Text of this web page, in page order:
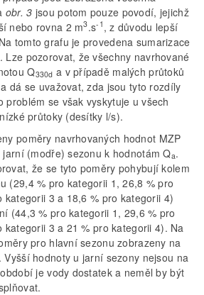
obr. 3 jsou potom pouze povodí, jejichž
nebo rovna 2 m3.s-1 , z důvodu lepší
tomto grafu je provedena sumarizace
Lze pozorovat, že všechny navrhované
Q330d a v případě malých průtoků
dá se uvažovat, zda jsou tyto rozdíly
problém se však vyskytuje u všech
průtoky (desítky l/s).
poměry navrhovaných hodnot MZP
(modře) sezonu k hodnotám Qa.
že se tyto poměry pohybují kolem
(29,4 % pro kategorii 1, 26,8 % pro
kategorii 3 a 18,6 % pro kategorii 4)
(44,3 % pro kategorii 1, 29,6 % pro
kategorii 3 a 21 % pro kategorii 4). Na
pro hlavní sezonu zobrazeny na
Vyšší hodnoty u jarní sezony nejsou na
je vody dostatek a neměl by být